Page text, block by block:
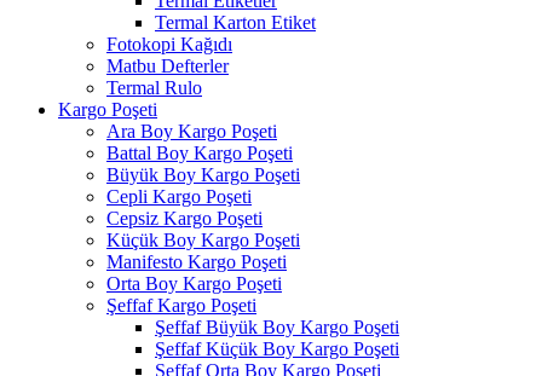
Termal Karton Etiket
Fotokopi Kağıdı
Matbu Defterler
Termal Rulo
Kargo Poşeti
Ara Boy Kargo Poşeti
Battal Boy Kargo Poşeti
Büyük Boy Kargo Poşeti
Cepli Kargo Poşeti
Cepsiz Kargo Poşeti
Küçük Boy Kargo Poşeti
Manifesto Kargo Poşeti
Orta Boy Kargo Poşeti
Şeffaf Kargo Poşeti
Şeffaf Büyük Boy Kargo Poşeti
Şeffaf Küçük Boy Kargo Poşeti
Şeffaf Orta Boy Kargo Poşeti